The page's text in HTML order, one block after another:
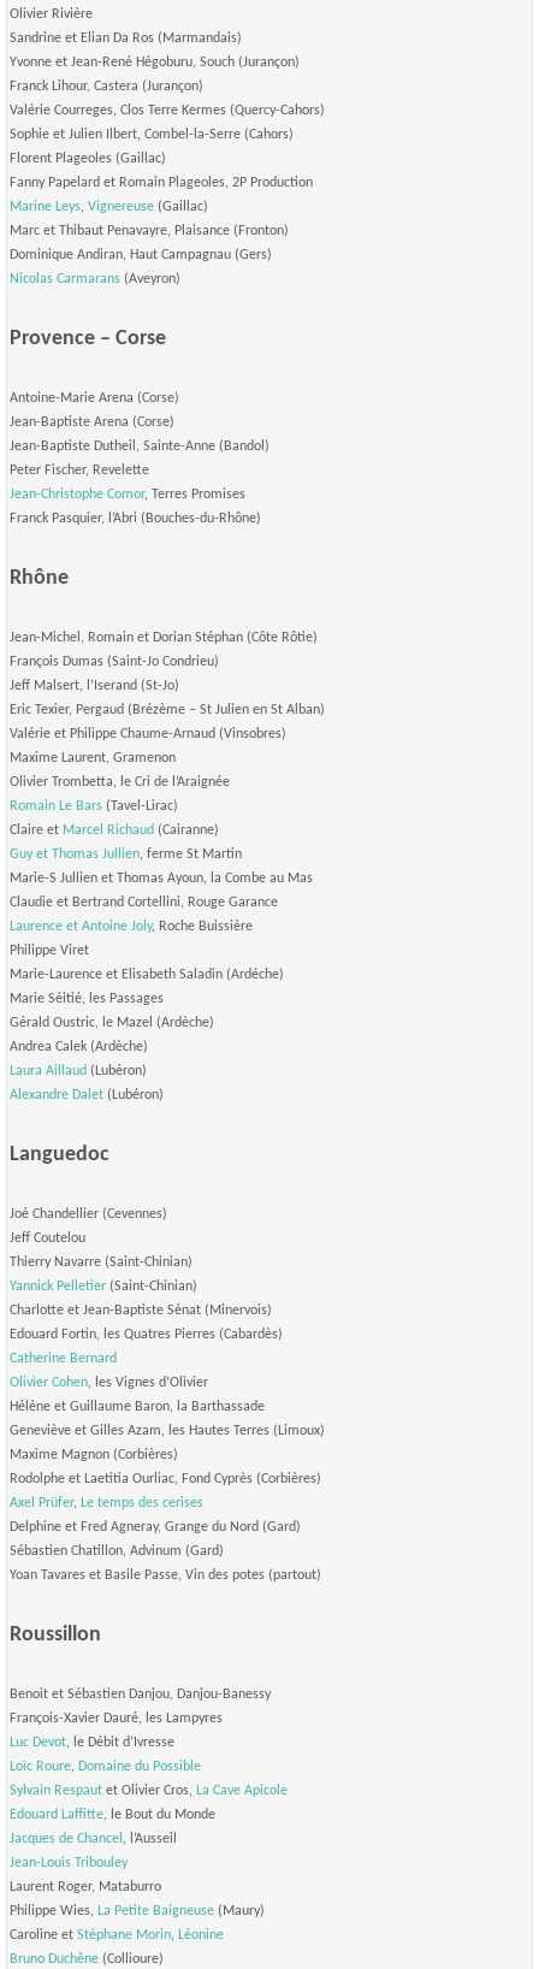
Olivier Rivière
Sandrine et Elian Da Ros (Marmandais)
Yvonne et Jean-René Hégoburu, Souch (Jurançon)
Franck Lihour, Castera (Jurançon)
Valérie Courreges, Clos Terre Kermes (Quercy-Cahors)
Sophie et Julien Ilbert, Combel-la-Serre (Cahors)
Florent Plageoles (Gaillac)
Fanny Papelard et Romain Plageoles, 2P Production
Marine Leys, Vignereuse (Gaillac)
Marc et Thibaut Penavayre, Plaisance (Fronton)
Dominique Andiran, Haut Campagnau (Gers)
Nicolas Carmarans (Aveyron)
Provence – Corse
Antoine-Marie Arena (Corse)
Jean-Baptiste Arena (Corse)
Jean-Baptiste Dutheil, Sainte-Anne (Bandol)
Peter Fischer, Revelette
Jean-Christophe Comor, Terres Promises
Franck Pasquier, l’Abri (Bouches-du-Rhône)
Rhône
Jean-Michel, Romain et Dorian Stéphan (Côte Rôtie)
François Dumas (Saint-Jo Condrieu)
Jeff Malsert, l’Iserand (St-Jo)
Eric Texier, Pergaud (Brézème – St Julien en St Alban)
Valérie et Philippe Chaume-Arnaud (Vinsobres)
Maxime Laurent, Gramenon
Olivier Trombetta, le Cri de l’Araignée
Romain Le Bars (Tavel-Lirac)
Claire et Marcel Richaud (Cairanne)
Guy et Thomas Jullien, ferme St Martin
Marie-S Jullien et Thomas Ayoun, la Combe au Mas
Claudie et Bertrand Cortellini, Rouge Garance
Laurence et Antoine Joly, Roche Buissière
Philippe Viret
Marie-Laurence et Elisabeth Saladin (Ardéche)
Marie Séitié, les Passages
Gérald Oustric, le Mazel (Ardèche)
Andrea Calek (Ardèche)
Laura Aillaud (Lubéron)
Alexandre Dalet (Lubéron)
Languedoc
Joé Chandellier (Cevennes)
Jeff Coutelou
Thierry Navarre (Saint-Chinian)
Yannick Pelletier (Saint-Chinian)
Charlotte et Jean-Baptiste Sénat (Minervois)
Edouard Fortin, les Quatres Pierres (Cabardès)
Catherine Bernard
Olivier Cohen, les Vignes d’Olivier
Hélène et Guillaume Baron, la Barthassade
Geneviève et Gilles Azam, les Hautes Terres (Limoux)
Maxime Magnon (Corbières)
Rodolphe et Laetitia Ourliac, Fond Cyprès (Corbières)
Axel Prüfer, Le temps des cerises
Delphine et Fred Agneray, Grange du Nord (Gard)
Sébastien Chatillon, Advinum (Gard)
Yoan Tavares et Basile Passe, Vin des potes (partout)
Roussillon
Benoit et Sébastien Danjou, Danjou-Banessy
François-Xavier Dauré, les Lampyres
Luc Devot, le Débit d’Ivresse
Loïc Roure, Domaine du Possible
Sylvain Respaut et Olivier Cros, La Cave Apicole
Edouard Laffitte, le Bout du Monde
Jacques de Chancel , l’Ausseil
Jean-Louis Tribouley
Laurent Roger, Mataburro
Philippe Wies, La Petite Baigneuse (Maury)
Caroline et Stéphane Morin, Léonine
Bruno Duchêne (Collioure)